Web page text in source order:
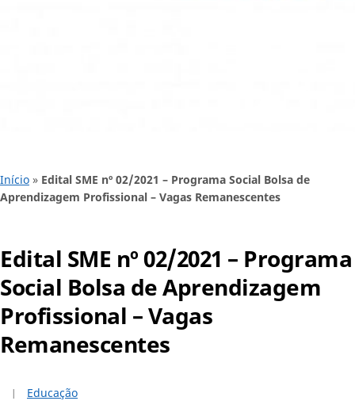
Início » Edital SME nº 02/2021 – Programa Social Bolsa de
Aprendizagem Profissional – Vagas Remanescentes
Edital SME nº 02/2021 – Programa
Social Bolsa de Aprendizagem
Profissional – Vagas
Remanescentes
Educação